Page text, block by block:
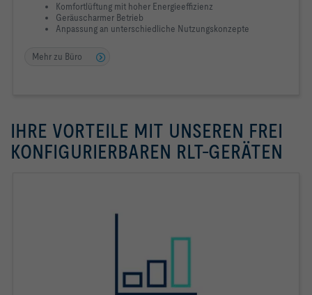
Komfortlüftung mit hoher Energieeffizienz
Geräuscharmer Betrieb
Anpassung an unterschiedliche Nutzungskonzepte
Mehr zu Büro
IHRE VORTEILE MIT UNSEREN FREI
KONFIGURIERBAREN RLT-GERÄTEN